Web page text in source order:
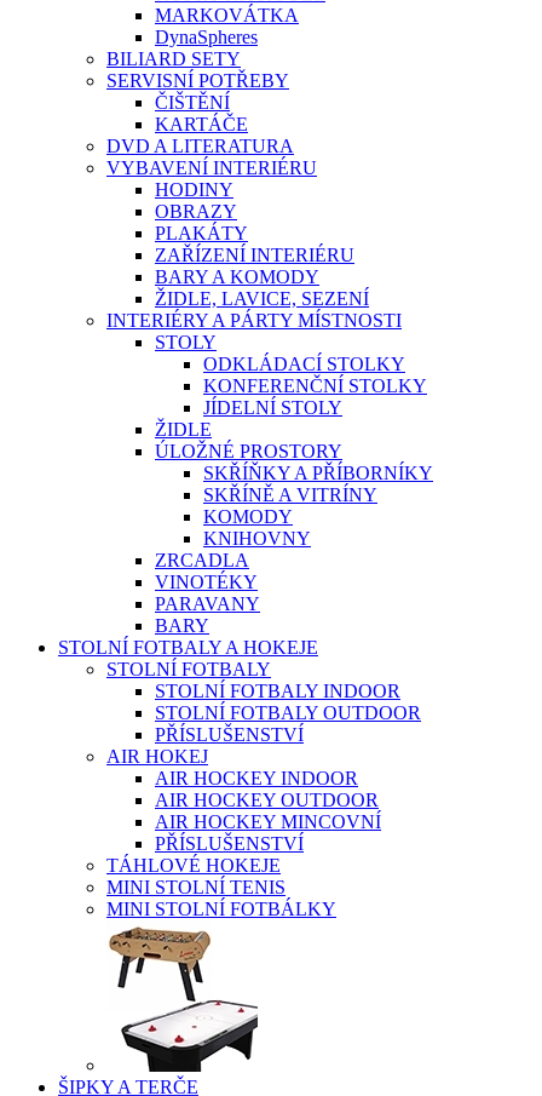
MARKOVÁTKA
DynaSpheres
BILIARD SETY
SERVISNÍ POTŘEBY
ČIŠTĚNÍ
KARTÁČE
DVD A LITERATURA
VYBAVENÍ INTERIÉRU
HODINY
OBRAZY
PLAKÁTY
ZAŘÍZENÍ INTERIÉRU
BARY A KOMODY
ŽIDLE, LAVICE, SEZENÍ
INTERIÉRY A PÁRTY MÍSTNOSTI
STOLY
ODKLÁDACÍ STOLKY
KONFERENČNÍ STOLKY
JÍDELNÍ STOLY
ŽIDLE
ÚLOŽNÉ PROSTORY
SKŘÍŇKY A PŘÍBORNÍKY
SKŘÍNĚ A VITRÍNY
KOMODY
KNIHOVNY
ZRCADLA
VINOTÉKY
PARAVANY
BARY
STOLNÍ FOTBALY A HOKEJE
STOLNÍ FOTBALY
STOLNÍ FOTBALY INDOOR
STOLNÍ FOTBALY OUTDOOR
PŘÍSLUŠENSTVÍ
AIR HOKEJ
AIR HOCKEY INDOOR
AIR HOCKEY OUTDOOR
AIR HOCKEY MINCOVNÍ
PŘÍSLUŠENSTVÍ
TÁHLOVÉ HOKEJE
MINI STOLNÍ TENIS
MINI STOLNÍ FOTBÁLKY
ŠIPKY A TERČE